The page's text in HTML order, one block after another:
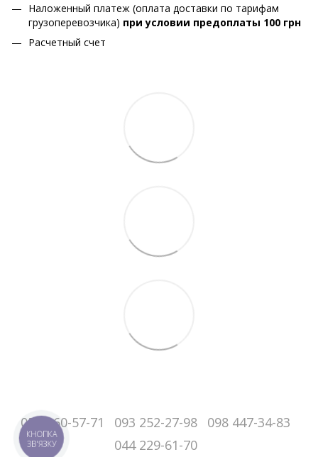
Наложенный платеж (оплата доставки по тарифам
грузоперевозчика) при условии предоплаты 100 грн
Расчетный счет
050-060-57-71 093 252-27-98
098 447-34-83
044 229-61-70
КНОПКА
ЗВ'ЯЗКУ